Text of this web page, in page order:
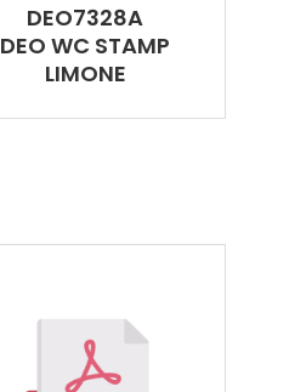
DEO7328A
DEO WC STAMP
LIMONE